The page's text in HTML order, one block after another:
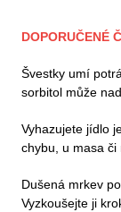
DOPORUČENÉ
Švestky umí
sorbitol může
Vyhazujete jídlo
chybu, u masa
Dušená mrkev
Vyzkoušejte ji